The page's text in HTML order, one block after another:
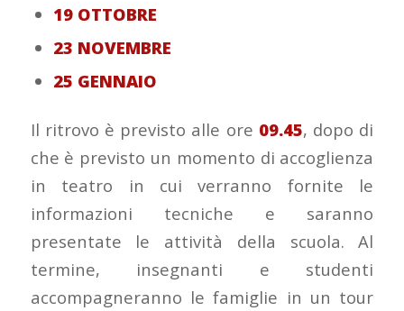
19 OTTOBRE
23 NOVEMBRE
25 GENNAIO
Il ritrovo è previsto alle ore 09.45, dopo di
che è previsto un momento di accoglienza
in teatro in cui verranno fornite le
informazioni tecniche e saranno
presentate le attività della scuola. Al
termine, insegnanti e studenti
accompagneranno le famiglie in un tour